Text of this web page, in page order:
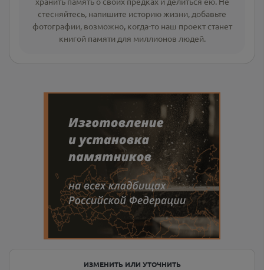
стесняйтесь, напишите историю жизни, добавьте
фотографии, возможно, когда-то наш проект станет
книгой памяти для миллионов людей.
ИЗМЕНИТЬ ИЛИ УТОЧНИТЬ